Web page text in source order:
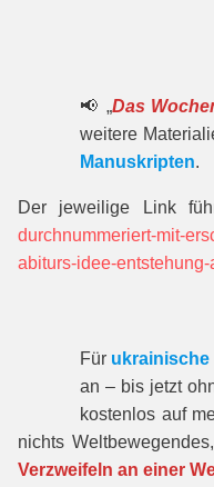
📢 „Das
weitere
Manuskripten.
Der jeweilige Link
durchnummeriert-mit-
abiturs-idee-
Für
an – bis jetzt
kostenlos auf
nichts
Verzweifeln an einer